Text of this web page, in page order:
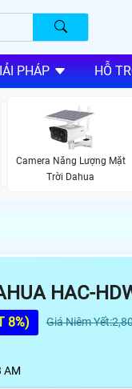
PHÁP HỖ
Camera Năng Lượng Mặt
Trời Dahua
HAC-
8%) Giá Niêm
AM